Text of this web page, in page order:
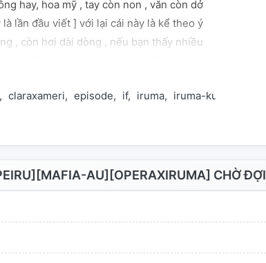
hay, hoa mỹ , tay còn non , văn còn dở
lần đầu viết ] với lại cái này là kể theo ý
, còn hơi dài dòng , nếu bạn thấy nhiều
Of Mafia trong chap 14 nếu các
cho truyện mình trên tiktok nha vì mình
claraxameri episode if iruma iruma-kun
AU][OPERAXIRUMA] CHỜ ĐỢI